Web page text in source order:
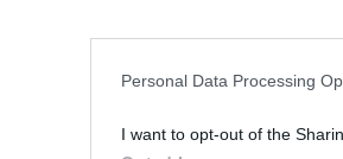
Personal Data Processing
I want to opt-out of the